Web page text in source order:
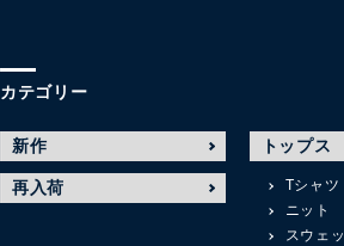
カテゴリー
新作
再入荷
トップス
Tシャツ
ニット
スウェ